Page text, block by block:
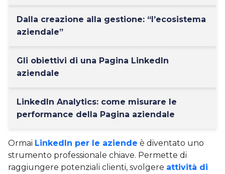
Dalla creazione alla gestione: “l’ecosistema
aziendale”
Gli obiettivi di una Pagina LinkedIn
aziendale
LinkedIn Analytics: come misurare le
performance della Pagina aziendale
Ormai LinkedIn per le aziende è diventato uno
strumento professionale chiave. Permette di
raggiungere potenziali clienti, svolgere attività di